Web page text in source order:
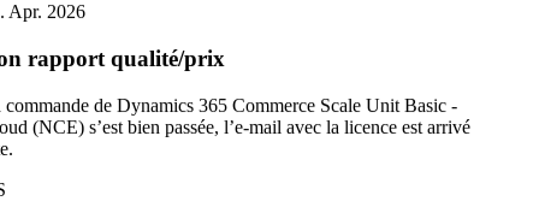
Apr. 2026
rapport qualité/prix
de Dynamics 365 Commerce Scale Unit Basic -
(NCE) s’est bien passée, l’e-mail avec la licence est arrivé